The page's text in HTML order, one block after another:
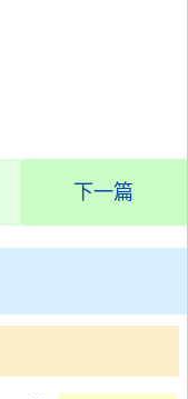
下一篇